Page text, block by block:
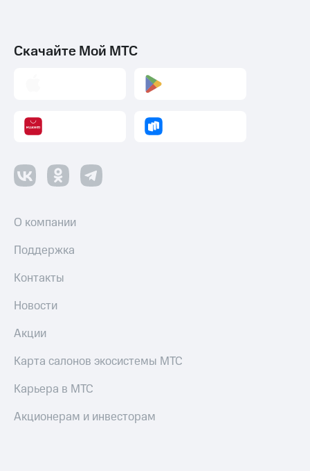
Скачайте Мой МТС
О компании
Поддержка
Контакты
Новости
Акции
Карта салонов экосистемы МТС
Карьера в МТС
Акционерам и инвесторам